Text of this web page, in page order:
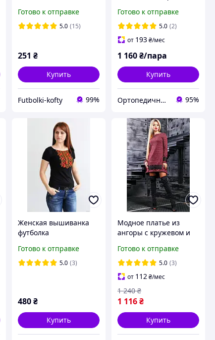
Готово к отправке
5.0 (15)
251 ₴
Купить
Futbolki-kofty 99%
Готово к отправке
5.0 (2)
от 193₴/мес
1 160₴/пара
Купить
Ортопедичне взуття Устілки 95%
Женская вышиванка
футболка
Готово к отправке
5.0 (3)
480 ₴
Купить
Модное платье из
ангоры с кружевом и
42-48 размера
Готово к отправке
5.0 (3)
от 112₴/мес
1 116₴
1 240 ₴
Купить